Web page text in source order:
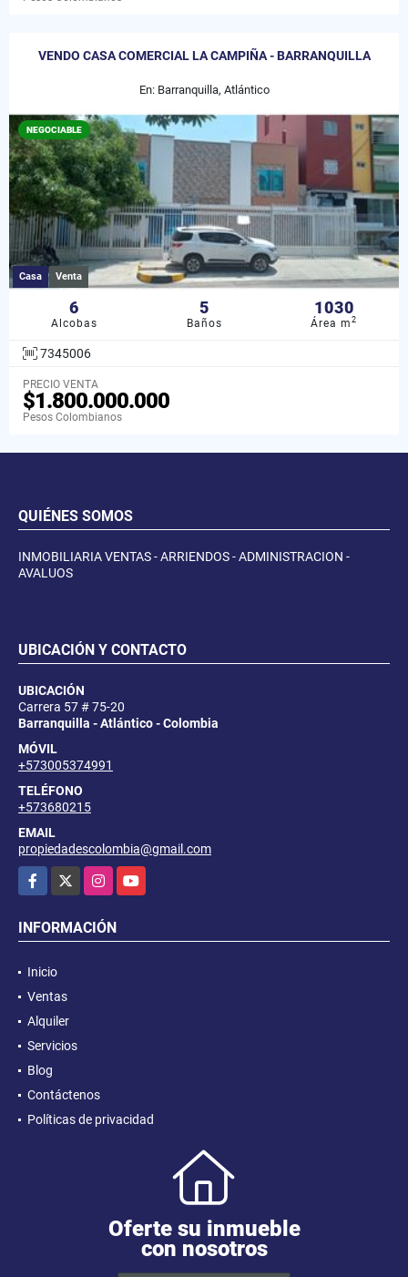
VENDO CASA COMERCIAL LA CAMPIÑA - BARRANQUILLA
En: Barranquilla, Atlántico
NEGOCIABLE
Casa Venta
6
Alcobas
5
Baños
1030
Área m2
7345006
PRECIO VENTA
$1.800.000.000
Pesos Colombianos
QUIÉNES SOMOS
INMOBILIARIA VENTAS - ARRIENDOS - ADMINISTRACION -
AVALUOS
UBICACIÓN Y CONTACTO
UBICACIÓN
Carrera 57 # 75-20
Barranquilla - Atlántico - Colombia
MÓVIL
+573005374991
TELÉFONO
+573680215
EMAIL
propiedadescolombia@gmail.com
Facebook
InstagramYouTube
INFORMACIÓN
Inicio
Ventas
Alquiler
Servicios
Blog
Contáctenos
Políticas de privacidad
Oferte su inmueble
con nosotros